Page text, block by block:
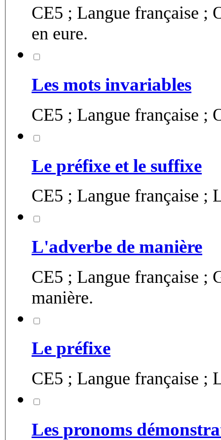
CE5 ; Langue française ;
en eure.
Les mots invariables
CE5 ; Langue française ;
Le préfixe et le suffixe
CE5 ; Langue française ;
L'adverbe de manière
CE5 ; Langue française ;
manière.
Le préfixe
CE5 ; Langue française ;
Les pronoms